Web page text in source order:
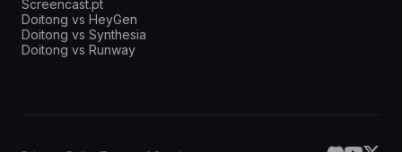
Screencast.pt
Doitong vs HeyGen
Doitong vs Synthesia
Doitong vs Runway